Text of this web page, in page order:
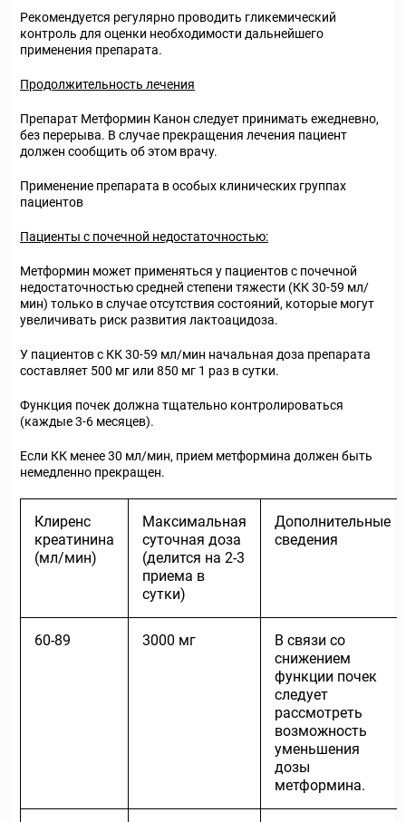
Рекомендуется регулярно проводить гликемический
контроль для оценки необходимости дальнейшего
применения препарата.
Продолжительность лечения
Препарат Метформин Канон следует принимать ежедневно,
без перерыва. В случае прекращения лечения пациент
должен сообщить об этом врачу.
Применение препарата в особых клинических группах
пациентов
Пациенты с почечной недостаточностью:
Метформин может применяться у пациентов с почечной
недостаточностью средней степени тяжести (КК 30-59 мл/
мин) только в случае отсутствия состояний, которые могут
увеличивать риск развития лактоацидоза.
У пациентов с КК 30-59 мл/мин начальная доза препарата
составляет 500 мг или 850 мг 1 раз в сутки.
Функция почек должна тщательно контролироваться
(каждые 3-6 месяцев).
Если КК менее 30 мл/мин, прием метформина должен быть
немедленно прекращен.
Клиренс
креатинина
(мл/мин)
Максимальная
суточная доза
(делится на 2-3
приема в
сутки)
Дополнительные
сведения
60-89 3000 мг
В связи со
снижением
функции почек
следует
рассмотреть
возможность
уменьшения
дозы
метформина.